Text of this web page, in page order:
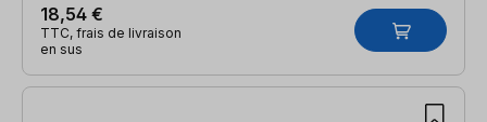
18,54 €
TTC, frais de livraison
en sus